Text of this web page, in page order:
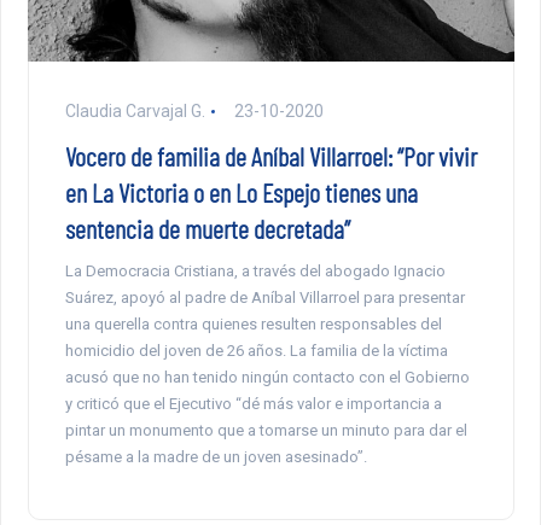
Claudia Carvajal G. 23-10-2020
Vocero de familia de Aníbal Villarroel: “Por vivir
en La Victoria o en Lo Espejo tienes una
sentencia de muerte decretada”
La Democracia Cristiana, a través del abogado Ignacio
Suárez, apoyó al padre de Aníbal Villarroel para presentar
una querella contra quienes resulten responsables del
homicidio del joven de 26 años. La familia de la víctima
acusó que no han tenido ningún contacto con el Gobierno
y criticó que el Ejecutivo “dé más valor e importancia a
pintar un monumento que a tomarse un minuto para dar el
pésame a la madre de un joven asesinado”.